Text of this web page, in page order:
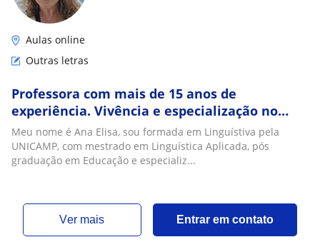
Aulas online
Outras letras
Professora com mais de 15 anos de
experiência. Vivência e especialização no
exterior. Plano de aula e material
personalizado
Meu nome é Ana Elisa, sou formada em Linguístiva pela
UNICAMP, com mestrado em Linguística Aplicada, pós
graduação em Educação e especializ...
ver mais Entrar em contato